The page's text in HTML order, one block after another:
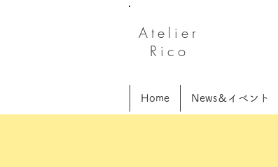
Atelier
Rico
Home News＆イベント